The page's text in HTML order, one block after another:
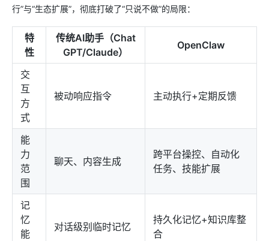
行”与“生态扩展”，彻底打破了“只说不做”的局限：
特
性
传统AI助手（Chat
GPT/Claude）
OpenClaw
交
互
方
式
被动响应指令 主动执行+定期反馈
能
力
范
围
聊天、内容生成
跨平台操控、自动化
任务、技能扩展
记
忆
能
对话级别临时记忆
持久化记忆+知识库整
合